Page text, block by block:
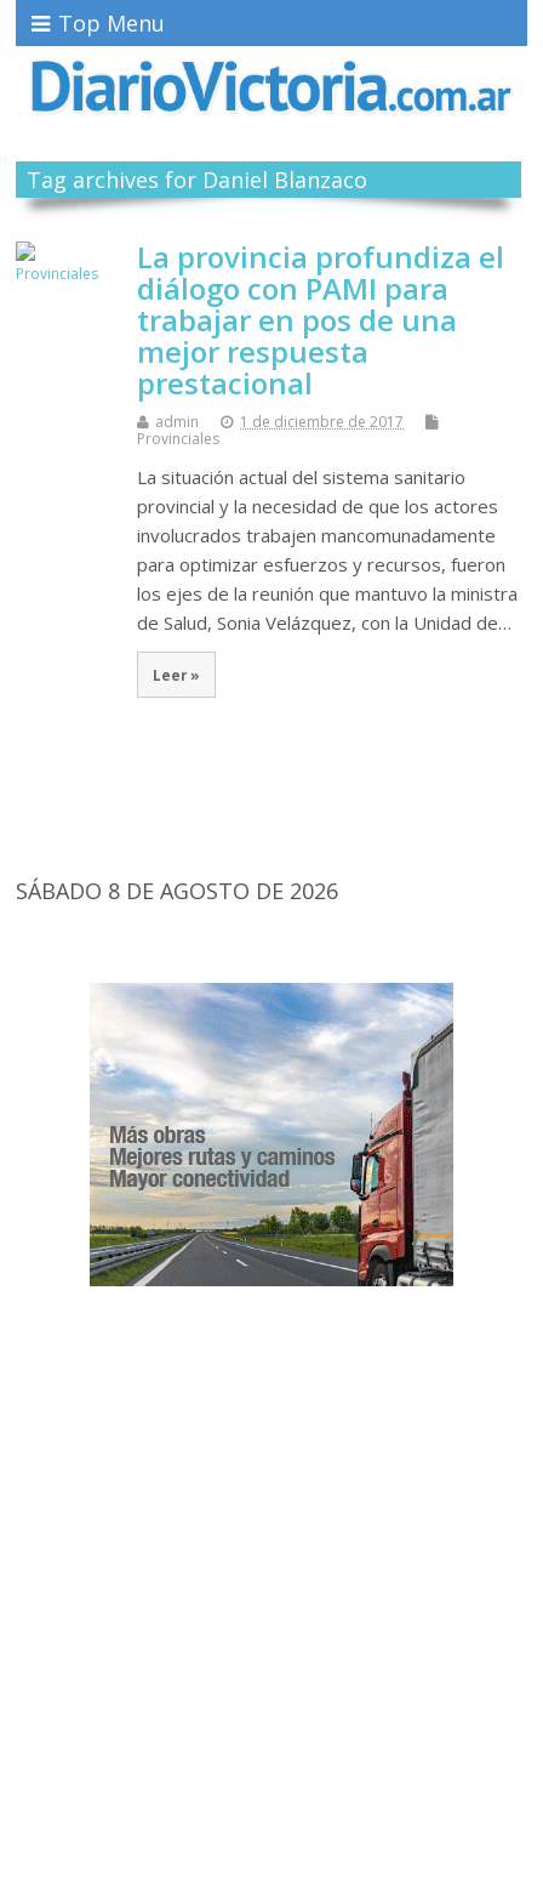
Top Menu
Tag archives for Daniel Blanzaco
La provincia profundiza el
diálogo con PAMI para
trabajar en pos de una
mejor respuesta
prestacional
admin
1 de diciembre de 2017
Provinciales
La situación actual del sistema sanitario
provincial y la necesidad de que los actores
involucrados trabajen mancomunadamente
para optimizar esfuerzos y recursos, fueron
los ejes de la reunión que mantuvo la ministra
de Salud, Sonia Velázquez, con la Unidad de…
Leer »
SÁBADO 8 DE AGOSTO DE 2026